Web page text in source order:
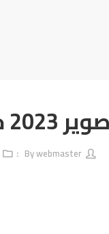
\مستر إس
By
webmaster